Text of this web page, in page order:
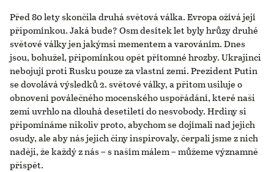
Před 80 lety skončila druhá světová válka. Evropa ožívá její
připomínkou. Jaká bude? Osm desítek let byly hrůzy druhé
světové války jen jakýmsi mementem a varováním. Dnes
jsou, bohužel, připomínkou opět přítomné hrozby. Ukrajinci
nebojují proti Rusku pouze za vlastní zemi. Prezident Putin
se dovolává výsledků 2. světové války, a přitom usiluje o
obnovení poválečného mocenského uspořádání, které naši
zemi uvrhlo na dlouhá desetiletí do nesvobody. Hrdiny si
připomínáme nikoliv proto, abychom se dojímali nad jejich
osudy, ale aby nás jejich činy inspirovaly, čerpali jsme z nich
naději, že každý z nás – s naším málem – můžeme významně
přispět.